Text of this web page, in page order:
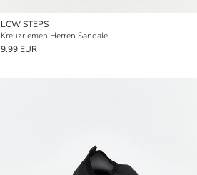
LCW STEPS
Kreuzriemen Herren Sandale
9.99 EUR